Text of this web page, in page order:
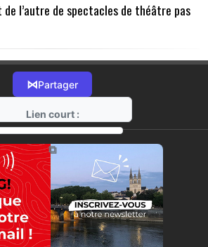
l’autre de spectacles de théâtre pas
⋈Partager
Lien court :
https://radio-g.fr?22484
⧉